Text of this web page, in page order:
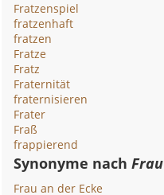
Fratzenspiel
fratzenhaft
fratzen
Fratze
Fratz
Fraternität
fraternisieren
Frater
Fraß
frappierend
Synonyme nachFrau
Frau an der Ecke